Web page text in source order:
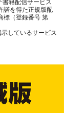
書籍配信サービス
諾を得た正規版配
標（登録番号 第
しているサービス